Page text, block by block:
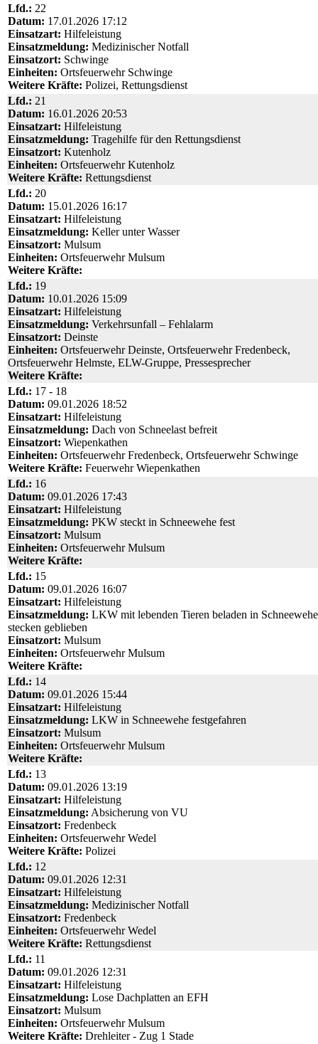
Lfd.: 22
Datum: 17.01.2026 17:12
Einsatzart: Hilfeleistung
Einsatzmeldung: Medizinischer Notfall
Einsatzort: Schwinge
Einheiten: Ortsfeuerwehr Schwinge
Weitere Kräfte: Polizei, Rettungsdienst
Lfd.: 21
Datum: 16.01.2026 20:53
Einsatzart: Hilfeleistung
Einsatzmeldung: Tragehilfe für den Rettungsdienst
Einsatzort: Kutenholz
Einheiten: Ortsfeuerwehr Kutenholz
Weitere Kräfte: Rettungsdienst
Lfd.: 20
Datum: 15.01.2026 16:17
Einsatzart: Hilfeleistung
Einsatzmeldung: Keller unter Wasser
Einsatzort: Mulsum
Einheiten: Ortsfeuerwehr Mulsum
Weitere Kräfte:
Lfd.: 19
Datum: 10.01.2026 15:09
Einsatzart: Hilfeleistung
Einsatzmeldung: Verkehrsunfall – Fehlalarm
Einsatzort: Deinste
Einheiten: Ortsfeuerwehr Deinste, Ortsfeuerwehr Fredenbeck,
Ortsfeuerwehr Helmste, ELW-Gruppe, Pressesprecher
Weitere Kräfte:
Lfd.: 17 - 18
Datum: 09.01.2026 18:52
Einsatzart: Hilfeleistung
Einsatzmeldung: Dach von Schneelast befreit
Einsatzort: Wiepenkathen
Einheiten: Ortsfeuerwehr Fredenbeck, Ortsfeuerwehr Schwinge
Weitere Kräfte: Feuerwehr Wiepenkathen
Lfd.: 16
Datum: 09.01.2026 17:43
Einsatzart: Hilfeleistung
Einsatzmeldung: PKW steckt in Schneewehe fest
Einsatzort: Mulsum
Einheiten: Ortsfeuerwehr Mulsum
Weitere Kräfte:
Lfd.: 15
Datum: 09.01.2026 16:07
Einsatzart: Hilfeleistung
Einsatzmeldung: LKW mit lebenden Tieren beladen in Schneewehe
stecken geblieben
Einsatzort: Mulsum
Einheiten: Ortsfeuerwehr Mulsum
Weitere Kräfte:
Lfd.: 14
Datum: 09.01.2026 15:44
Einsatzart: Hilfeleistung
Einsatzmeldung: LKW in Schneewehe festgefahren
Einsatzort: Mulsum
Einheiten: Ortsfeuerwehr Mulsum
Weitere Kräfte:
Lfd.: 13
Datum: 09.01.2026 13:19
Einsatzart: Hilfeleistung
Einsatzmeldung: Absicherung von VU
Einsatzort: Fredenbeck
Einheiten: Ortsfeuerwehr Wedel
Weitere Kräfte: Polizei
Lfd.: 12
Datum: 09.01.2026 12:31
Einsatzart: Hilfeleistung
Einsatzmeldung: Medizinischer Notfall
Einsatzort: Fredenbeck
Einheiten: Ortsfeuerwehr Wedel
Weitere Kräfte: Rettungsdienst
Lfd.: 11
Datum: 09.01.2026 12:31
Einsatzart: Hilfeleistung
Einsatzmeldung: Lose Dachplatten an EFH
Einsatzort: Mulsum
Einheiten: Ortsfeuerwehr Mulsum
Weitere Kräfte: Drehleiter - Zug 1 Stade